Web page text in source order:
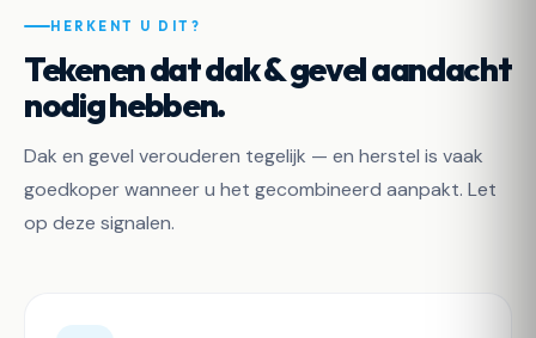
HERKENT U DIT?
Tekenen dat dak & gevel aandacht
nodig hebben.
Dak en gevel verouderen tegelijk — en herstel is vaak
goedkoper wanneer u het gecombineerd aanpakt. Let
op deze signalen.